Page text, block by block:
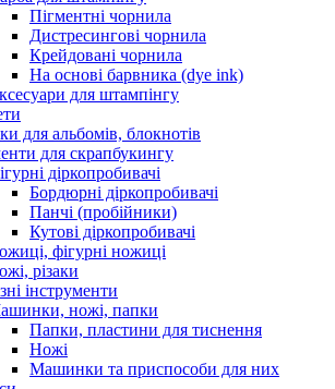
Пігментні чорнила
Дистресингові чорнила
Крейдовані чорнила
На основі барвника (dye ink)
для штампінгу
для альбомів, блокнотів
для скрапбукингу
діркопробивачі
Бордюрні діркопробивачі
Панчі (пробійники)
Кутові діркопробивачі
фігурні ножиці
різаки
інструменти
ножі, папки
Папки, пластини для тиснення
Ножі
Машинки та приспособи для них